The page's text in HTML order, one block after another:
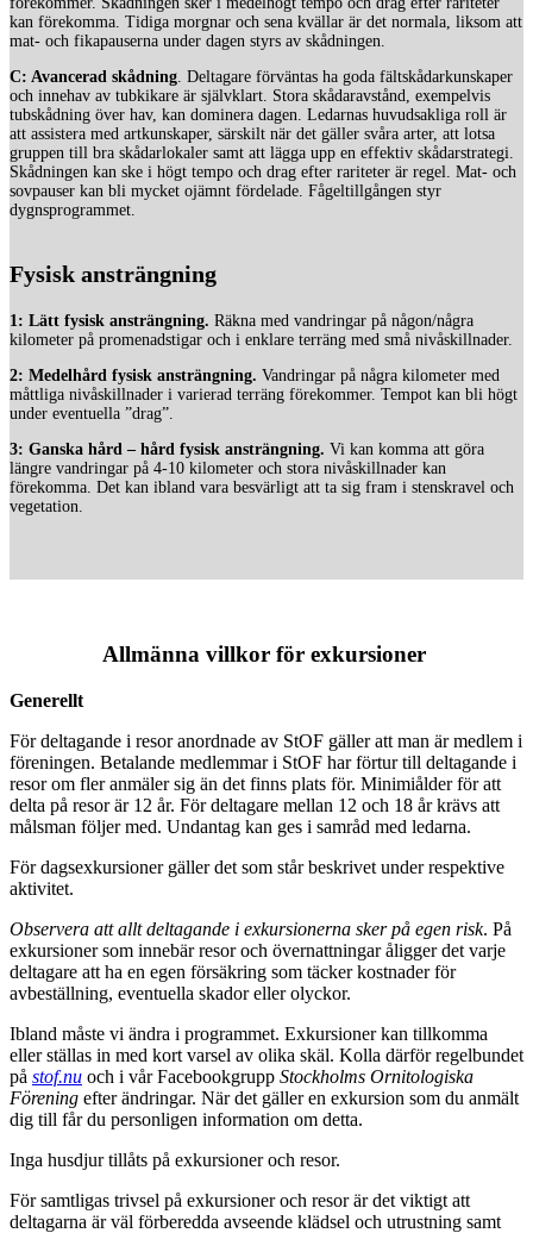
kan förekomma. Tidiga morgnar och sena kvällar är det normala, liksom att
mat- och fikapauserna under dagen styrs av skådningen.
C: Avancerad skådning. Deltagare förväntas ha goda fältskådarkunskaper
och innehav av tubkikare är självklart. Stora skådaravstånd, exempelvis
tubskådning över hav, kan dominera dagen. Ledarnas huvudsakliga roll är
att assistera med artkunskaper, särskilt när det gäller svåra arter, att lotsa
gruppen till bra skådarlokaler samt att lägga upp en effektiv skådarstrategi.
Skådningen kan ske i högt tempo och drag efter rariteter är regel. Mat- och
sovpauser kan bli mycket ojämnt fördelade. Fågeltillgången styr
dygnsprogrammet.
Fysisk ansträngning
1: Lätt fysisk ansträngning. Räkna med vandringar på någon/några
kilometer på promenadstigar och i enklare terräng med små nivåskillnader.
2: Medelhård fysisk ansträngning. Vandringar på några kilometer med
måttliga nivåskillnader i varierad terräng förekommer. Tempot kan bli högt
under eventuella ”drag”.
3: Ganska hård – hård fysisk ansträngning. Vi kan komma att göra
längre vandringar på 4-10 kilometer och stora nivåskillnader kan
förekomma. Det kan ibland vara besvärligt att ta sig fram i stenskravel och
vegetation.
Allmänna villkor för exkursioner
Generellt
För deltagande i resor anordnade av StOF gäller att man är medlem i
föreningen. Betalande medlemmar i StOF har förtur till deltagande i
resor om fler anmäler sig än det finns plats för. Minimiålder för att
delta på resor är 12 år. För deltagare mellan 12 och 18 år krävs att
målsman följer med. Undantag kan ges i samråd med ledarna.
För dagsexkursioner gäller det som står beskrivet under respektive
aktivitet.
Observera att allt deltagande i exkursionerna sker på egen risk. På
exkursioner som innebär resor och övernattningar åligger det varje
deltagare att ha en egen försäkring som täcker kostnader för
avbeställning, eventuella skador eller olyckor.
Ibland måste vi ändra i programmet. Exkursioner kan tillkomma
eller ställas in med kort varsel av olika skäl. Kolla därför regelbundet
på stof.nu och i vår Facebookgrupp Stockholms Ornitologiska
Förening efter ändringar. När det gäller en exkursion som du anmält
dig till får du personligen information om detta.
Inga husdjur tillåts på exkursioner och resor.
För samtligas trivsel på exkursioner och resor är det viktigt att
deltagarna är väl förberedda avseende klädsel och utrustning samt